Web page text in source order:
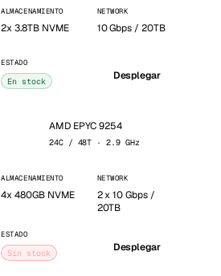
ALMACENAMIENTO
2x 3.8TB NVME
NETWORK
10 Gbps / 20TB
ESTADO
En stock Desplegar
AMD EPYC 9254
24C / 48T · 2.9 GHz
ALMACENAMIENTO
4x 480GB NVME
NETWORK
2 x 10 Gbps /
20TB
ESTADO
Sin stock Desplegar